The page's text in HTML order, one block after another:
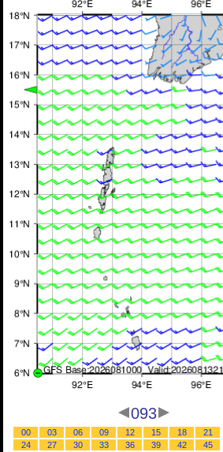
093
00 03 06 09 12 15 18
21
24
27 30 33 36 39 42
45